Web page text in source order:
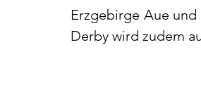
Erzgebirge Aue
Derby wird zudem